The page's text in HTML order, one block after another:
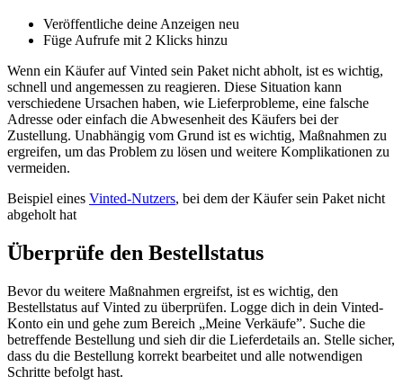
Veröffentliche deine Anzeigen neu
Füge Aufrufe mit 2 Klicks hinzu
Wenn ein Käufer auf Vinted sein Paket nicht abholt, ist es wichtig,
schnell und angemessen zu reagieren. Diese Situation kann
verschiedene Ursachen haben, wie Lieferprobleme, eine falsche
Adresse oder einfach die Abwesenheit des Käufers bei der
Zustellung. Unabhängig vom Grund ist es wichtig, Maßnahmen zu
ergreifen, um das Problem zu lösen und weitere Komplikationen zu
vermeiden.
Beispiel eines Vinted-Nutzers, bei dem der Käufer sein Paket nicht
abgeholt hat
Überprüfe den Bestellstatus
Bevor du weitere Maßnahmen ergreifst, ist es wichtig, den
Bestellstatus auf Vinted zu überprüfen. Logge dich in dein Vinted-
Konto ein und gehe zum Bereich „Meine Verkäufe”. Suche die
betreffende Bestellung und sieh dir die Lieferdetails an. Stelle sicher,
dass du die Bestellung korrekt bearbeitet und alle notwendigen
Schritte befolgt hast.